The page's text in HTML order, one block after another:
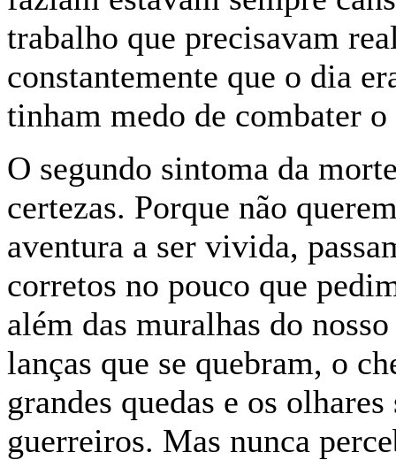
trabalho que precisavam
constantemente que o dia
tinham medo de combater
O segundo sintoma da
certezas. Porque não
aventura a ser vivida,
corretos no pouco que
além das muralhas do
lanças que se quebram, o
grandes quedas e os
guerreiros. Mas nunca